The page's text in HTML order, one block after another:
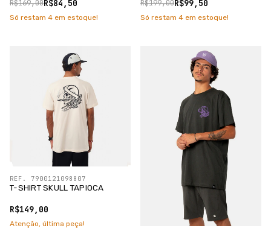
R$84,50
R$169,00
Só restam 4 em estoque!
R$99,50
R$199,00
Só restam 4 em estoque!
T-SHIRT SKULL TAPIOCA
R$149,00
REF. 7900121098807
Atenção, última peça!